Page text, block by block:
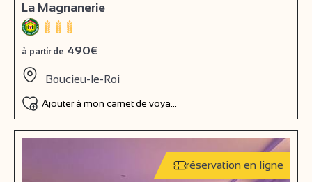
La Magnanerie
à partir de 490€
Boucieu-le-Roi
Ajouter à mon carnet de voyage
réservation en ligne